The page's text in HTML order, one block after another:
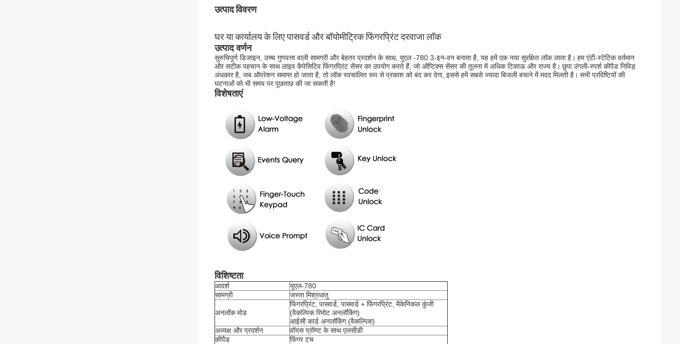
उत्पाद विवरण
घर या कार्यालय के लिए पासवर्ड और बॉयोमीट्रिक फिंगरप्रिंट दरवाजा लॉक
उत्पाद वर्णन
सुरुचिपूर्ण डिजाइन, उच्च गुणवत्ता वाली सामग्री और बेहतर प्रदर्शन के साथ, यूएल -780 3-इन-वन बनाता है, यह हमें एक नया सुरक्षित लॉक लाता है। हम एंटी-स्टेटिक वर्तमान
और सटीक पहचान के साथ लाइव कैपेसिटिव फिंगरप्रिंट सेंसर का उपयोग करते हैं, जो ऑप्टिक्स सेंसर की तुलना में अधिक टिकाऊ और राज्य है। छुपा उंगली-स्पर्श कीपैड निविड़
अंधकार है, जब ऑपरेशन समाप्त हो जाता है, तो लॉक स्वचालित रूप से प्रकाश को बंद कर देगा, इससे हमें सबसे ज्यादा बिजली बचाने में मदद मिलती है। सभी प्रविष्टियों की
घटनाओं को भी समय पर पूछताछ की जा सकती है!
विशेषताएं
विशिष्टता
आदर्श
यूएल-780
सामग्री
जस्ता मिश्रधातु
अनलॉक मोड
फिंगरप्रिंट, पासवर्ड, पासवर्ड + फिंगरप्रिंट, मैकेनिकल कुंजी
(वैकल्पिक रिमोट अनलॉकिंग)
आईसी कार्ड अनलॉकिंग (वैकल्पिक)
अध्यक्ष और प्रदर्शन
वॉयस प्रॉम्प्ट के साथ एलसीडी
कीपैड
फिंगर टच